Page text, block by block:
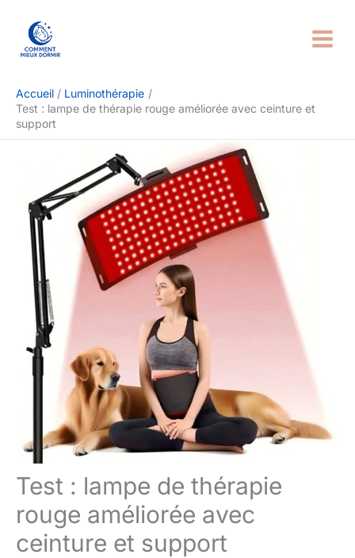
contenu
Accueil
Luminothérapie
Test : lampe de thérapie rouge améliorée avec ceinture et
support
Test : lampe de thérapie
rouge améliorée avec
ceinture et support